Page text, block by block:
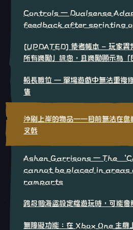
Controls – Dualsense
feedback after sprinting
[UPDATED] 使者帳本 - 玩家異
所有獎勵」訊息，且獎勵顯示為「
船長職位 – 單場遊戲中無法重複
隻
沖刷上岸的物品——目前無法在島
叉戟
Ashen Garrisons – The
cannot be placed in
ramparts
跨多個海盜設定檔遊玩時，可能會
無障礙功能：在 Xbox One 主機